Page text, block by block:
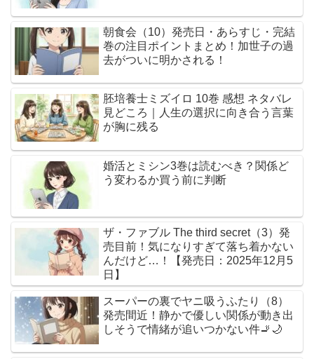
朝食会（10）発売日・あらすじ・完結
巻の注目ポイントまとめ！加世子の過
去がついに明かされる！
胚培養士ミズイロ 10巻 感想 ネタバレ
見どころ｜人生の選択に向き合う言葉
が胸に残る
婚活とミシン3巻は読むべき？関係ど
う変わるか買う前に判断
ザ・ファブル The third secret（3）発
売目前！気になりすぎて落ち着かない
んだけど…！【発売日：2025年12月5
日】
スーパーの裏でヤニ吸うふたり（8）
発売間近！静かで優しい関係が動き出
しそうで情緒が追いつかない件🚬🌙